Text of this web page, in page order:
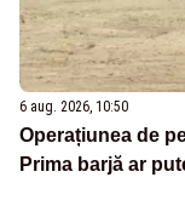
6 aug. 2026, 10:50
Operațiunea de
Prima barjă ar